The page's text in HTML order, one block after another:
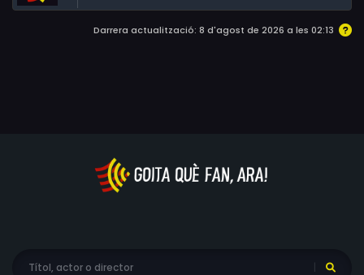
Darrera actualització: 8 d'agost de 2026 a les 02:13